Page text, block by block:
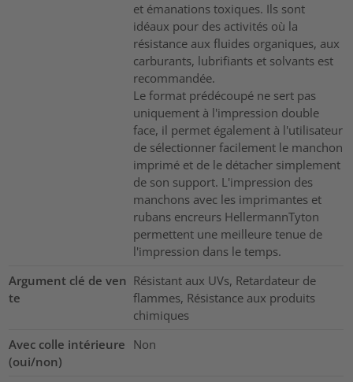
et émanations toxiques. Ils sont
idéaux pour des activités où la
résistance aux fluides organiques, aux
carburants, lubrifiants et solvants est
recommandée.
Le format prédécoupé ne sert pas
uniquement à l'impression double
face, il permet également à l'utilisateur
de sélectionner facilement le manchon
imprimé et de le détacher simplement
de son support. L'impression des
manchons avec les imprimantes et
rubans encreurs HellermannTyton
permettent une meilleure tenue de
l'impression dans le temps.
Argument clé de ven
te
Résistant aux UVs, Retardateur de
flammes, Résistance aux produits
chimiques
Avec colle intérieure
(oui/non)
Non